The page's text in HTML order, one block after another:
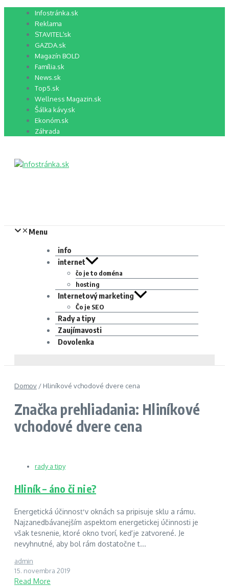
Preskočiť Infostránka.sk
Reklama
STAVITEĽ.sk
GAZDA.sk
Magazín BOLD
Família.sk
News.sk
Top5.sk
Wellness Magazin.sk
Šálka kávy.sk
Ekonóm.sk
Záhrada
Menu
info
internet
čo je to doména
hosting
Internetový marketing
Čo je SEO
Rady a tipy
Zaujímavosti
Dovolenka
Domov / Hliníkové vchodové dvere cena
Značka prehliadania: Hliníkové
vchodové dvere cena
rady a tipy
Hliník – áno či nie?
Energetická účinnosť v oknách sa pripisuje sklu a rámu.
Najzanedbávanejším aspektom energetickej účinnosti je
však tesnenie, ktoré okno tvorí, keď je zatvorené. Je
nevyhnutné, aby bol rám dostatočne t...
admin
15. novembra 2019
Read More